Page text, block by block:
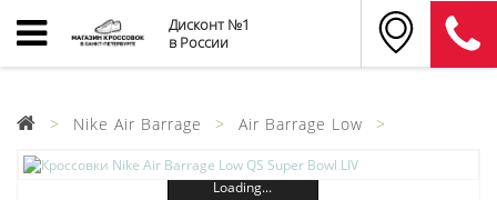
Дисконт №1
в России
Nike Air Barrage Air Barrage Low
Loading...